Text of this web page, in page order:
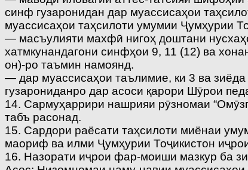
синф гузаронидан дар муассисаҳои
муассисаҳои таҳсилоти умумии Ҷумҳурии
— масъулияти махфӣ нигоҳ доштани
хатмкунандагони синфҳои 9, 11 (12) ва
он)-ро таъмин намоянд.
— дар муассисаҳои таълимие, ки 3 ва
гузарониданро дар асоси қарори Шӯрои
14. Сармуҳаррири нашрияи рӯзномаи
табъ расонад.
15. Сардори раёсати таҳсилоти миёнаи
маориф ва илми Ҷумҳурии Тоҷикистон
16. Назорати иҷрои фар-моиши мазкур ба